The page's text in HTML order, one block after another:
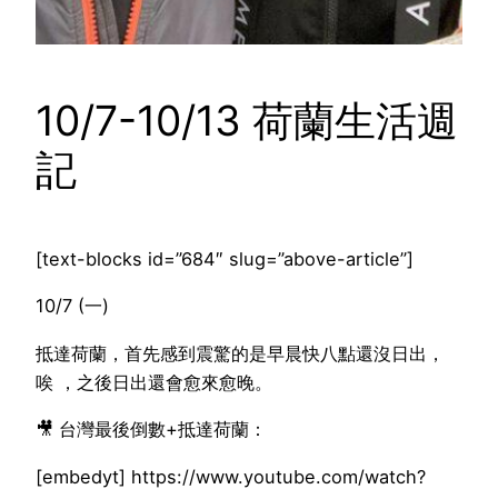
10/7-10/13 荷蘭生活週
記
[text-blocks id=”684″ slug=”above-article”]
10/7 (一)
抵達荷蘭，首先感到震驚的是早晨快八點還沒日出，
唉 ，之後日出還會愈來愈晚。
🎥 台灣最後倒數+抵達荷蘭：
[embedyt] https://www.youtube.com/watch?